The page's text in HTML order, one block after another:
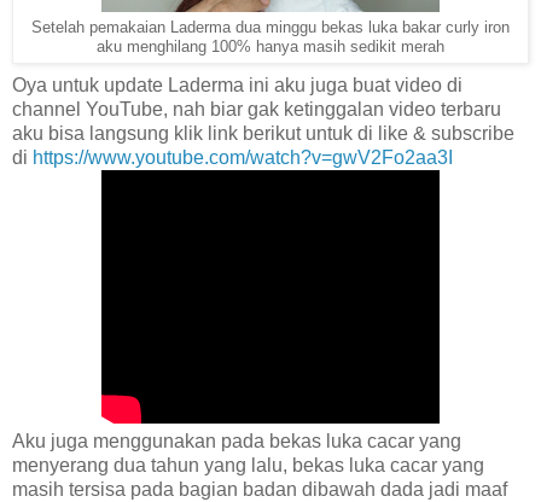
Setelah pemakaian Laderma dua minggu bekas luka bakar curly iron
aku menghilang 100% hanya masih sedikit merah
Oya untuk update Laderma ini aku juga buat video di
channel YouTube, nah biar gak ketinggalan video terbaru
aku bisa langsung klik link berikut untuk di like & subscribe
di https://www.youtube.com/watch?v=gwV2Fo2aa3I
Aku juga menggunakan pada bekas luka cacar yang
menyerang dua tahun yang lalu, bekas luka cacar yang
masih tersisa pada bagian badan dibawah dada jadi maaf